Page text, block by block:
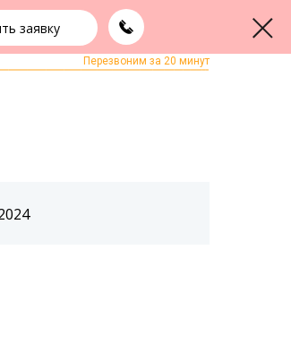
заявку ЗАКАЗАТЬ ЗВОНОК
Перезвоним за 20 минут